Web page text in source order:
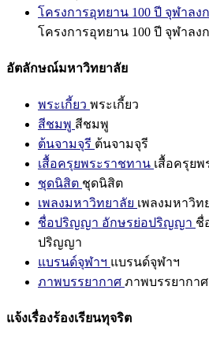
โครงการอุทยาน 100 ปี จุฬาล
โครงการอุทยาน 100 ปี จุฬาล
อัตลักษณ์มหาวิทยาลัย
พระเกี้ยว พระเกี้ยว
สีชมพู สีชมพู
ต้นจามจุรี ต้นจามจุรี
เสื้อครุยพระราชทาน เสื้อครุย
ชุดนิสิต ชุดนิสิต
เพลงมหาวิทยาลัย เพลงมหาวิท
ชื่อปริญญา อักษรย่อปริญญา ชื่
ปริญญา
แบรนด์จุฬาฯ แบรนด์จุฬาฯ
ภาพบรรยากาศ ภาพบรรยากาศ
แจ้งเรื่องร้องเรียนทุจริต